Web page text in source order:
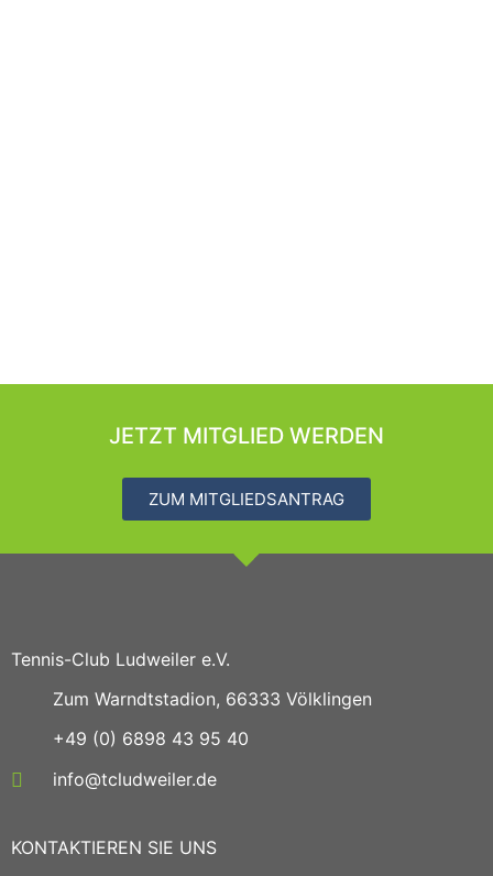
JETZT MITGLIED WERDEN
ZUM MITGLIEDSANTRAG
Tennis-Club Ludweiler e.V.
Zum Warndtstadion, 66333 Völklingen
+49 (0) 6898 43 95 40
info@tcludweiler.de
KONTAKTIEREN SIE UNS